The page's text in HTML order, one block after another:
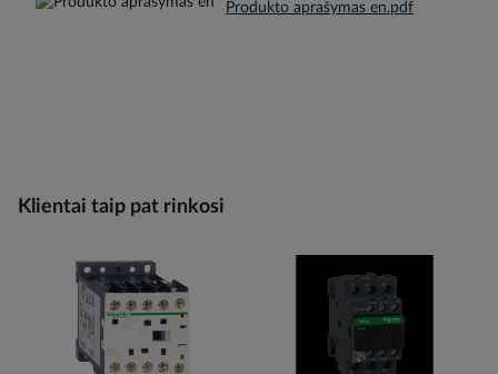
Produkto aprašymas en.pdf
Klientai taip pat rinkosi